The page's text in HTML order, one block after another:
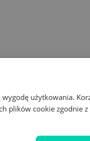
użytkowania.
plików cookie zgodnie